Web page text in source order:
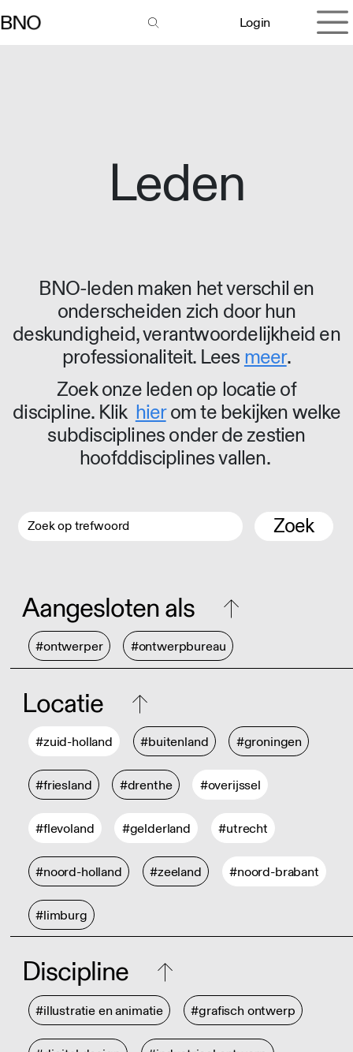
Login
Leden
BNO-leden maken het verschil en
onderscheiden zich door hun
deskundigheid, verantwoordelijkheid en
professionaliteit. Lees meer.
Zoek onze leden op locatie of
discipline. Klik hierom te bekijken welke
subdisciplines onder de zestien
hoofddisciplines vallen.
Zoek
Aangesloten als
#ontwerper #ontwerpbureau
Locatie
#zuid-holland #buitenland #groningen
#friesland #drenthe #overijssel
#flevoland #gelderland #utrecht
#noord-holland #zeeland #noord-brabant
#limburg
Discipline
#illustratie en animatie #grafisch ontwerp